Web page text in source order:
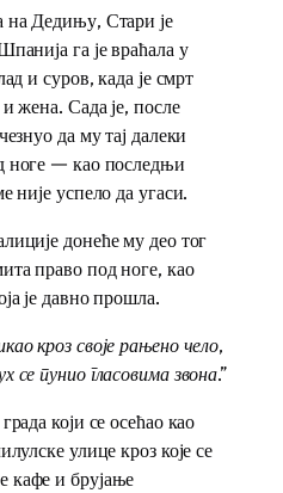
Дедињу, Стари је
га је враћала у
и суров, када је смрт
жена. Сада је, после
да му тај далеки
ноге — као последњи
није успело да угаси.
донеће му део тог
право под ноге, као
је давно прошла.
кроз своје рањено чело,
се пунио гласовима звона.”
који се осећао као
улице кроз које се
кафе и брујање